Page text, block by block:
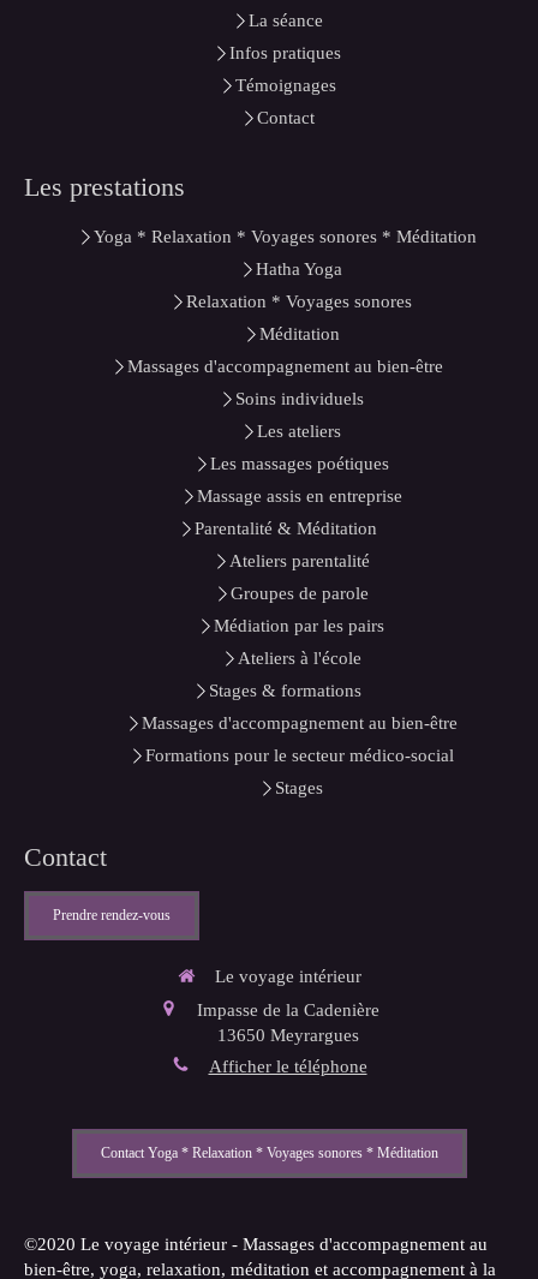
La séance
Infos pratiques
Témoignages
Contact
Les prestations
Yoga * Relaxation * Voyages sonores * Méditation
Hatha Yoga
Relaxation * Voyages sonores
Méditation
Massages d'accompagnement au bien-être
Soins individuels
Les ateliers
Les massages poétiques
Massage assis en entreprise
Parentalité & Méditation
Ateliers parentalité
Groupes de parole
Médiation par les pairs
Ateliers à l'école
Stages & formations
Massages d'accompagnement au bien-être
Formations pour le secteur médico-social
Stages
Contact
Prendre rendez-vous
Le voyage intérieur
Impasse de la Cadenière
13650 Meyrargues
Afficher le téléphone
Contact Yoga * Relaxation * Voyages sonores * Méditation
©2020 Le voyage intérieur - Massages d'accompagnement au
bien-être, yoga, relaxation, méditation et accompagnement à la